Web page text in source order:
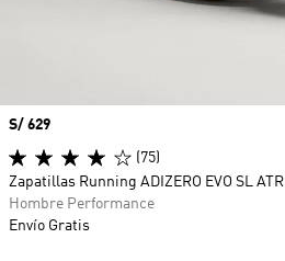
Precio
S/ 629
(75)
Zapatillas Running ADIZERO EVO SL ATR
Hombre Performance
Envío Gratis